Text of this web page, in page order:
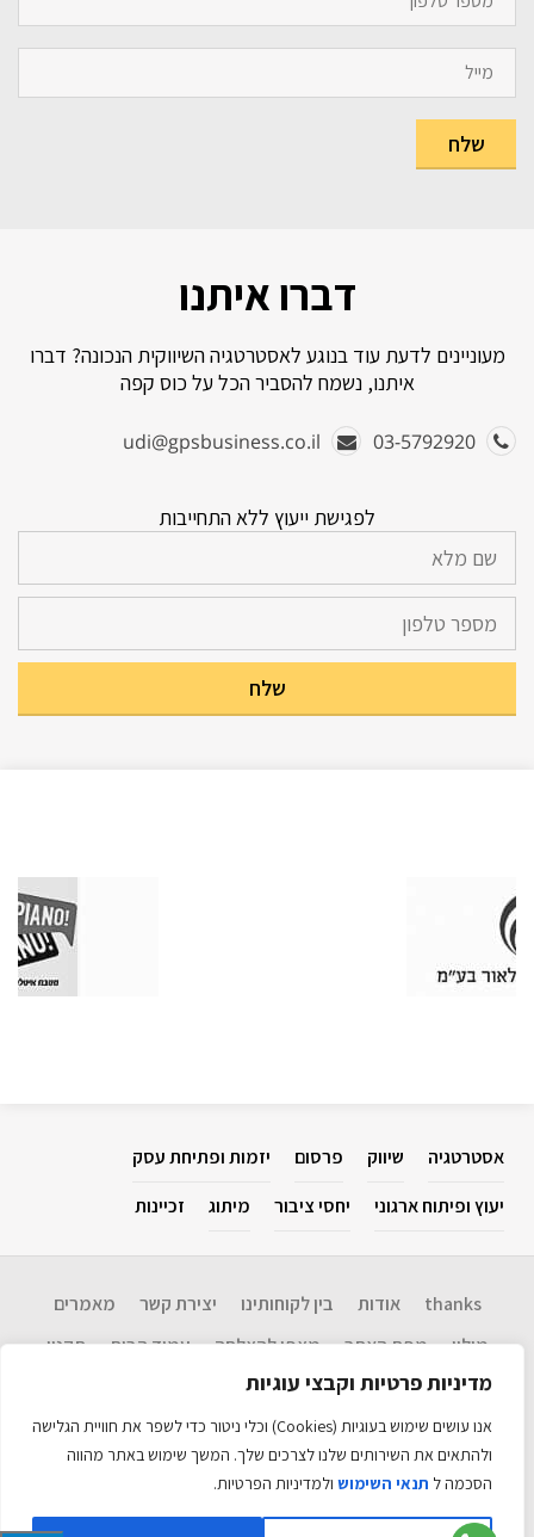
מדיניות פרטיות וקבצי עוגיות
אנו עושים שימוש בעוגיות (Cookies) וכלי ניטור כדי לשפר את חוויית הגלישה
ולהתאים את השירותים שלנו לצרכים שלך. המשך שימוש באתר מהווה
הסכמה ל תנאי השימוש ולמדיניות הפרטיות.
דברו איתנו
מעוניינים לדעת עוד בנוגע לאסטרטגיה השיווקית הנכונה? דברו
איתנו, נשמח להסביר הכל על כוס קפה
udi@gpsbusiness.co.il
לפגישת ייעוץ ללא התחייבות
אסטרטגיה שיווק פרסום
יזמות ופתיחת עסק
יעוץ ופיתוח ארגוני
יחסי ציבור מיתוג זכיינות
thanks אודות בין לקוחותינו יצירת קשר
מאמרים
מילון
מפת האתר מצפן להצלחה​ עמוד הבית תקנון
Disclaimer: המידע בנושא שיווק, אסטרטגיה, יחסי ציבור, פרסום, יזמות ופתיחת
לנכונות המידע ועדכניותו ולכל תוצאה שתיגרם עקב שימוש במידע זה. אין לראות
במידע כל המלצה לביצוע פעולה. האתר כולל מידע עדכני רב. כל הזכויות שמורות
האתר מקודם ע״יאקזיט טכנולוגיות